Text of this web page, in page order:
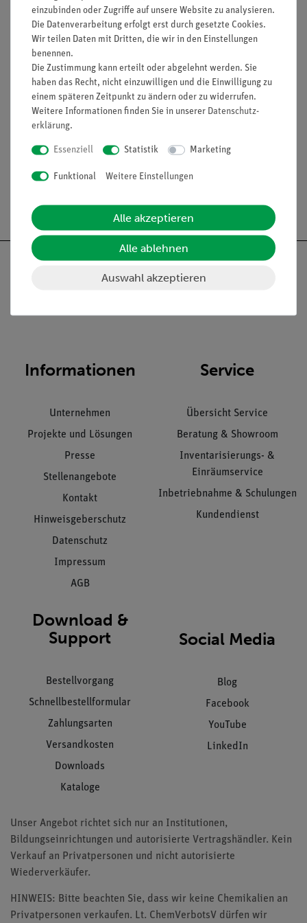
PEM Netzgerät (06712-00)
Bananenstecker-Adapter 2mm auf 4mm (06712-01)
Silikonschlauch (39292-00)
Schlauchklemme (43631-10)
Zubehör
Versandkostenfrei ab 300,- €
Informationen
Unternehmen
Projekte und Lösungen
Presse
Stellenangebote
Kontakt
Hinweisgeberschutz
Datenschutz
Impressum
AGB
Service
Übersicht Service
Beratung & Showroom
Inventarisierungs- &
Einräumservice
Inbetriebnahme & Schulungen
Kundendienst
Download &
Support
Bestellvorgang
Schnellbestellformular
Zahlungsarten
Versandkosten
Downloads
Kataloge
Social Media
Blog
Facebook
YouTube
LinkedIn
Unser Angebot richtet sich nur an Institutionen,
Bildungseinrichtungen und autorisierte Vertragshändler. Kein
Verkauf an Privatpersonen und nicht autorisierte
Wiederverkäufer.
HINWEIS: Bitte beachten Sie, dass wir keine Chemikalien an
Privatpersonen verkaufen. Lt. ChemVerbotsV dürfen wir
einzubinden oder Zugriffe auf unsere Website zu analysieren.
Die Datenverarbeitung erfolgt erst durch gesetzte Cookies.
Wir teilen Daten mit Dritten, die wir in den Einstellungen
benennen.
Die Zustimmung kann erteilt oder abgelehnt werden. Sie
haben das Recht, nicht einzuwilligen und die Einwilligung zu
einem späteren Zeitpunkt zu ändern oder zu widerrufen.
Weitere Informationen finden Sie in unserer Daten­schutz­
erklärung.
Essenziell Statistik Marketing
Funktional Weitere Einstellungen
Alle akzeptieren
Alle ablehnen
Auswahl akzeptieren